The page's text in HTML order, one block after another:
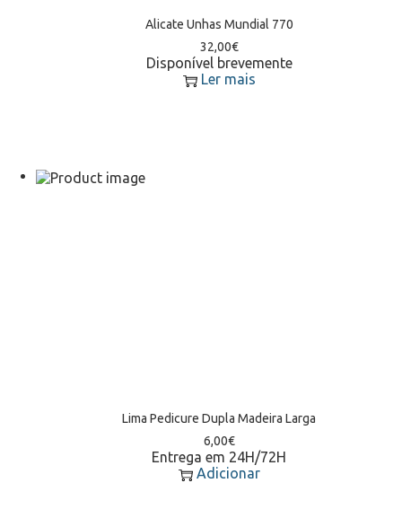
Alicate Unhas Mundial 770
32,00€
Disponível brevemente
Ler mais
Lima Pedicure Dupla Madeira Larga
6,00€
Entrega em 24H/72H
Adicionar